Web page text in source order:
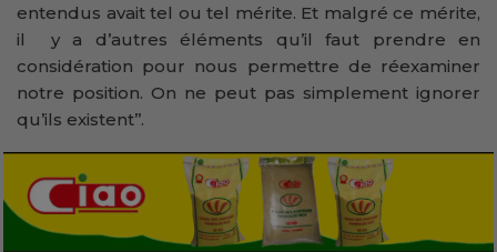
entendus avait tel ou tel mérite. Et malgré ce mérite,
il y a d’autres éléments qu’il faut prendre en
considération pour nous permettre de réexaminer
notre position. On ne peut pas simplement ignorer
qu’ils existent’’.